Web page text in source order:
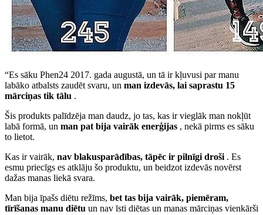
“Es sāku Phen24 2017. gada augustā, un tā ir kļuvusi par manu
labāko atbalsts zaudēt svaru, un man izdevās, lai saprastu 15
mārciņas tik tālu .
Šis produkts palīdzēja man daudz, jo tas, kas ir vieglāk man nokļūt
labā formā, un man pat bija vairāk enerģijas , nekā pirms es sāku
to lietot.
Kas ir vairāk, nav blakusparādības, tāpēc ir pilnīgi droši . Es
esmu priecīgs es atklāju šo produktu, un beidzot izdevās novērst
dažas manas liekā svara.
Man bija īpašs diētu režīms, bet tas bija vairāk, piemēram,
tīrīšanas manu diētu un nav īsti diētas un manas mārciņas vienkārši